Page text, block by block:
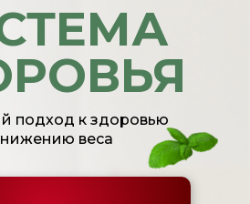
подход к здоровью
веса